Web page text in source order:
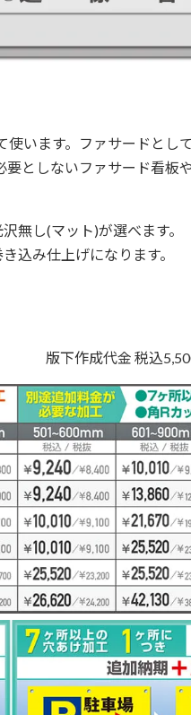
います。ファサードとし
としないファサード看板
無し(マット)が選べます。
込み仕上げになります。
版下作成代金 税込